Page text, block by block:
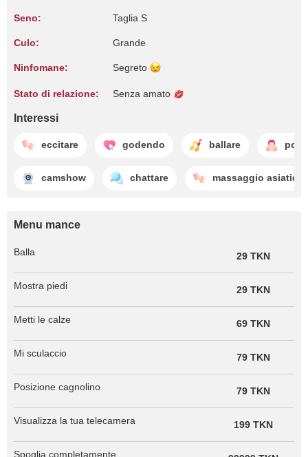
Seno: Taglia S
Culo: Grande
Ninfomane: Segreto
Stato di relazione: Senza amato
Interessi
eccitare godendo ballare
camshow chattare massaggio asiatico
Menu mance
Balla 29 TKN
Mostra piedi 29 TKN
Metti le calze 69 TKN
Mi sculaccio 79 TKN
Posizione cagnolino 79 TKN
Visualizza la tua telecamera 199 TKN
Spoglia completamente